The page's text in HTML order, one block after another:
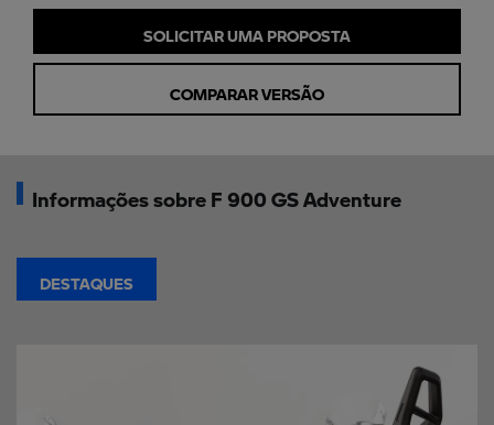
SOLICITAR UMA PROPOSTA
COMPARAR VERSÃO
Informações sobre F 900 GS Adventure
DESTAQUES